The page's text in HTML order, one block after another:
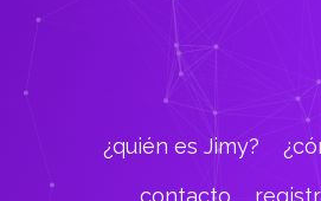
¿quién es Jimy?
contacto